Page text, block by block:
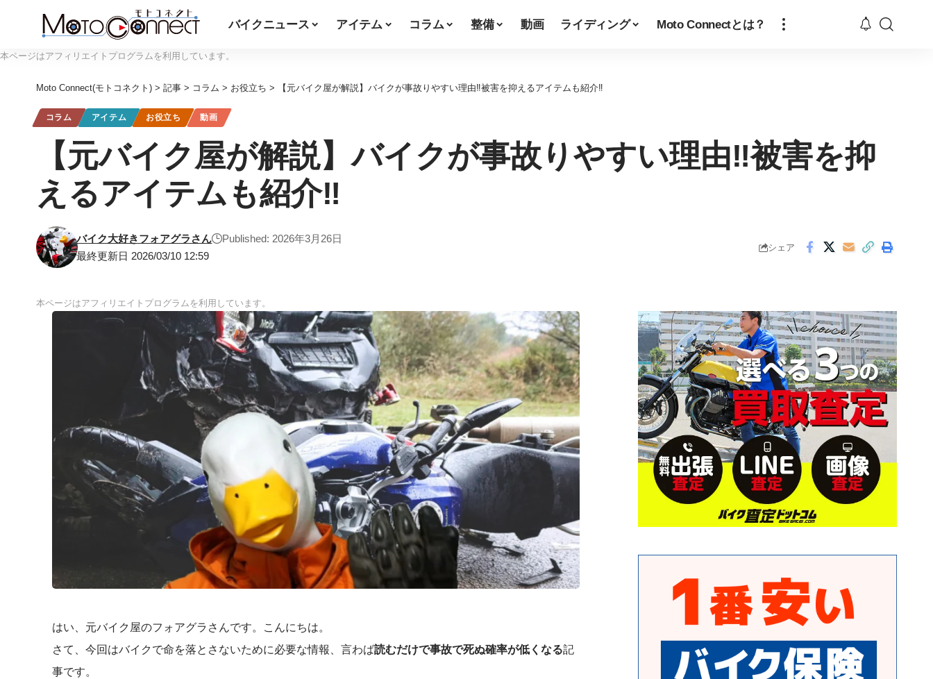
バイクニュース アイテム コラム 整備 動画 ライディング Moto Connectとは？
本ページはアフィリエイトプログラムを利用しています。
Moto Connect(モトコネクト) > 記事 > コラム > お役立ち > 【元バイク屋が解説】バイクが事故りやすい理由‼︎被害を抑えるアイテムも紹介‼
コラム アイテム お役立ち 動画
【元バイク屋が解説】バイクが事故りやすい理由‼︎被害を抑
えるアイテムも紹介‼
最終更新日 2026/03/10 12:59
バイク大好きフォアグラさん Published: 2026年3月26日
シェア
本ページはアフィリエイトプログラムを利用しています。
はい、元バイク屋のフォアグラさんです。こんにちは。
さて、今回はバイクで命を落とさないために必要な情報、言わば読むだけで事故で死ぬ確率が低くなる記
事です。